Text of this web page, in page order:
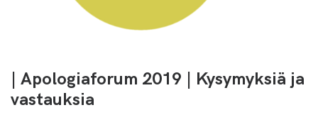
| Apologiaforum 2019 | Kysymyksiä ja
vastauksia